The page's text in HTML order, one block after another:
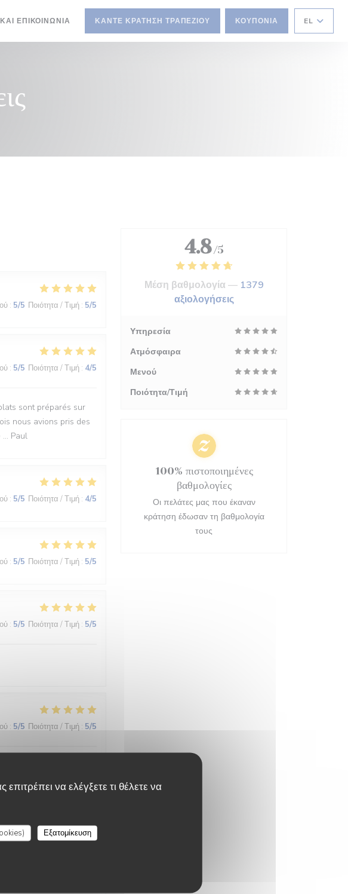
να ελέγξετε τι θέλετε να
Εξατομίκευση
ΕΠΙΚΟΙΝΩΝΊΑ ΚΆΝΤΕ ΚΡΆΤΗΣΗ ΤΡΑΠΕΖΙΟΎ ΚΟΥΠΌΝΙΑ EL
: 5/5 Ποιότητα / Τιμή : 5/5
: 5/5 Ποιότητα / Τιμή : 4/5
sont préparés sur
nous avions pris des
Paul
: 5/5 Ποιότητα / Τιμή : 4/5
: 5/5 Ποιότητα / Τιμή : 5/5
: 5/5 Ποιότητα / Τιμή : 5/5
: 5/5 Ποιότητα / Τιμή : 5/5
simplicité. On ne
:4/5 Ποιότητα / Τιμή:3/5
4.8 /5
Μέση βαθμολογία — 1379
αξιολογήσεις
Υπηρεσία
Ατμόσφαιρα
Μενού
Ποιότητα/Τιμή
100% πιστοποιημένες
βαθμολογίες
Οι πελάτες μας που έκαναν
κράτηση έδωσαν τη βαθμολογία
τους